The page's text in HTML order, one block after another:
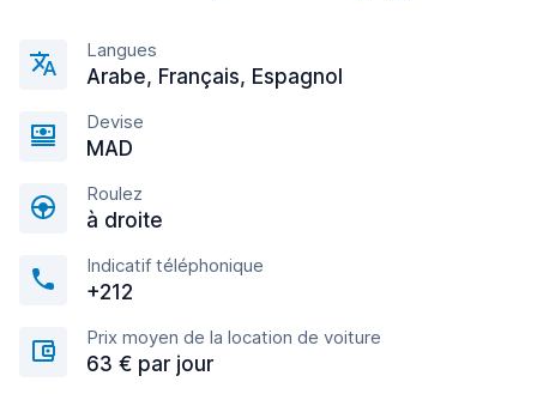
Langues
Arabe, Français, Espagnol
Devise
MAD
Roulez
à droite
Indicatif téléphonique
+212
Prix moyen de la location de voiture
63 € par jour